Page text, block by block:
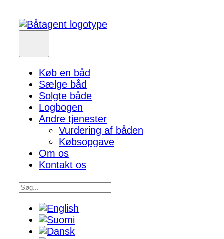
Køb en båd
Sælge båd
Solgte både
Logbogen
Andre tjenester
Vurdering af båden
Købsopgave
Om os
Kontakt os